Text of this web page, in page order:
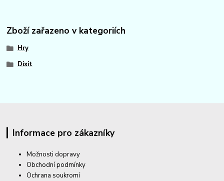
Zboží zařazeno v kategoriích
Hry
Dixit
Informace pro zákazníky
Možnosti dopravy
Obchodní podmínky
Ochrana soukromí